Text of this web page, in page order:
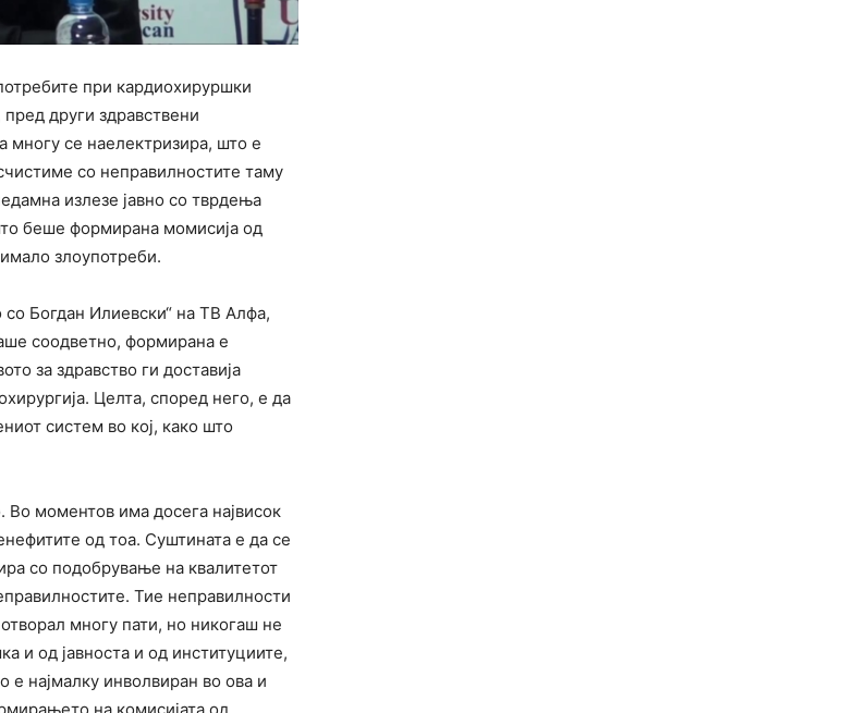
при кардиохируршки
други здравствени
многу се наелектризира, што е
со неправилностите таму
излезе јавно со тврдења
беше формирана момисија од
злоупотреби.
Богдан Илиевски“ на ТВ Алфа,
соодветно, формирана е
за здравство ги доставија
Целта, според него, е да
систем во кој, како што
моментов има досега највисок
од тоа. Суштината е да се
со подобрување на квалитетот
Тие неправилности
многу пати, но никогаш не
и од јавноста и од институциите,
е најмалку инволвиран во ова и